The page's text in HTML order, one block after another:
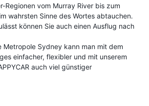
Regionen vom Murray River bis zum
wahrsten Sinne des Wortes abtauchen.
können Sie auch einen Ausflug nach
Metropole Sydney kann man mit dem
einfacher, flexibler und mit unserem
auch viel günstiger